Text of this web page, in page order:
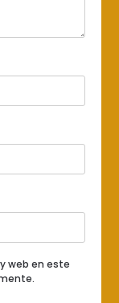
web en este